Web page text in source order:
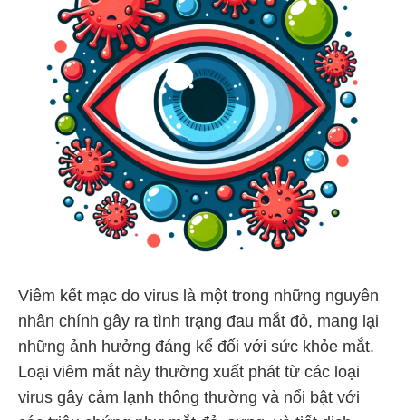
Viêm kết mạc do virus là một trong những nguyên
nhân chính gây ra tình trạng đau mắt đỏ, mang lại
những ảnh hưởng đáng kể đối với sức khỏe mắt.
Loại viêm mắt này thường xuất phát từ các loại
virus gây cảm lạnh thông thường và nổi bật với